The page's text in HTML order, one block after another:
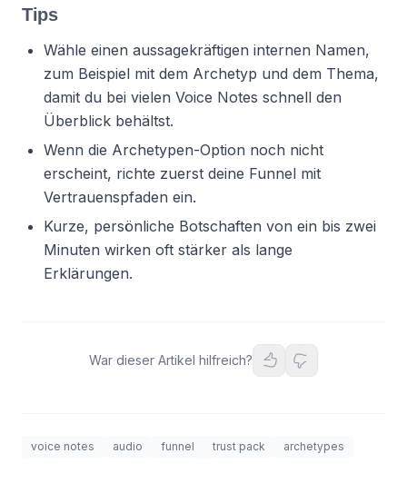
Tips
Wähle einen aussagekräftigen internen Namen,
zum Beispiel mit dem Archetyp und dem Thema,
damit du bei vielen Voice Notes schnell den
Überblick behältst.
Wenn die Archetypen-Option noch nicht
erscheint, richte zuerst deine Funnel mit
Vertrauenspfaden ein.
Kurze, persönliche Botschaften von ein bis zwei
Minuten wirken oft stärker als lange
Erklärungen.
War dieser Artikel hilfreich?
voice notes audio funnel trust pack archetypes